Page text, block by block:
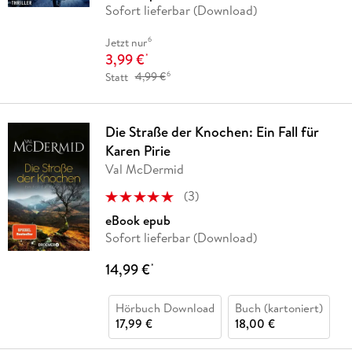
Sofort lieferbar (Download)
Jetzt nur6
3,99 €*
Statt 4,99 €6
Die Straße der Knochen: Ein Fall für
Karen Pirie
Val McDermid
(3)
eBook epub
Sofort lieferbar (Download)
14,99 €*
Hörbuch Download
17,99 €
Buch (kartoniert)
18,00 €